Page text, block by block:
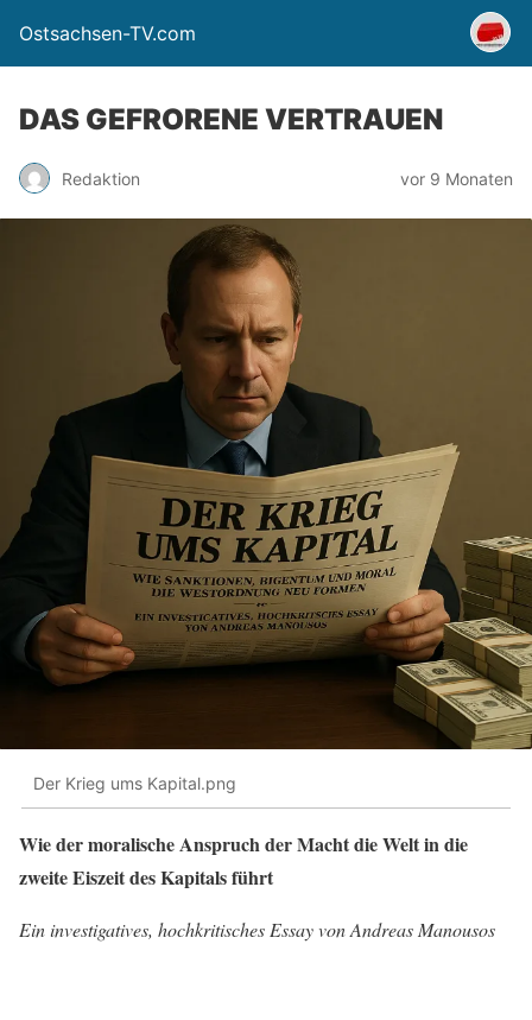
Ostsachsen-TV.com
DAS GEFRORENE VERTRAUEN
Redaktion vor 9 Monaten
Der Krieg ums Kapital.png
Wie der moralische Anspruch der Macht die Welt in die
zweite Eiszeit des Kapitals führt
Ein investigatives, hochkritisches Essay von Andreas Manousos